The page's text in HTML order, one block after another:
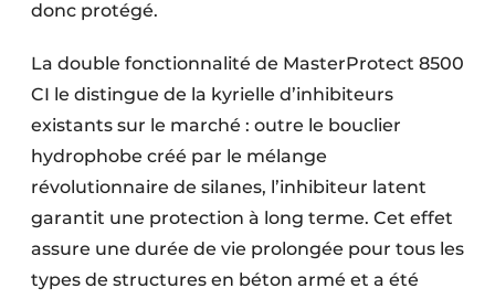
donc protégé.
La double fonctionnalité de MasterProtect 8500
CI le distingue de la kyrielle d’inhibiteurs
existants sur le marché : outre le bouclier
hydrophobe créé par le mélange
révolutionnaire de silanes, l’inhibiteur latent
garantit une protection à long terme. Cet effet
assure une durée de vie prolongée pour tous les
types de structures en béton armé et a été